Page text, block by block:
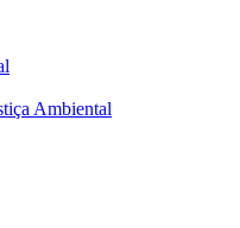
Ambiental